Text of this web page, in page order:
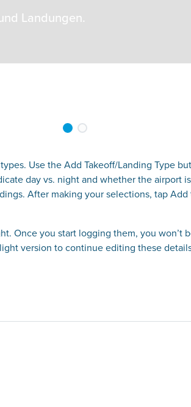
Landungen.
Use the Add Takeoff/Landing Type
day vs. night and whether the
After making your selections, tap
Once you start logging them, you
version to continue editing these